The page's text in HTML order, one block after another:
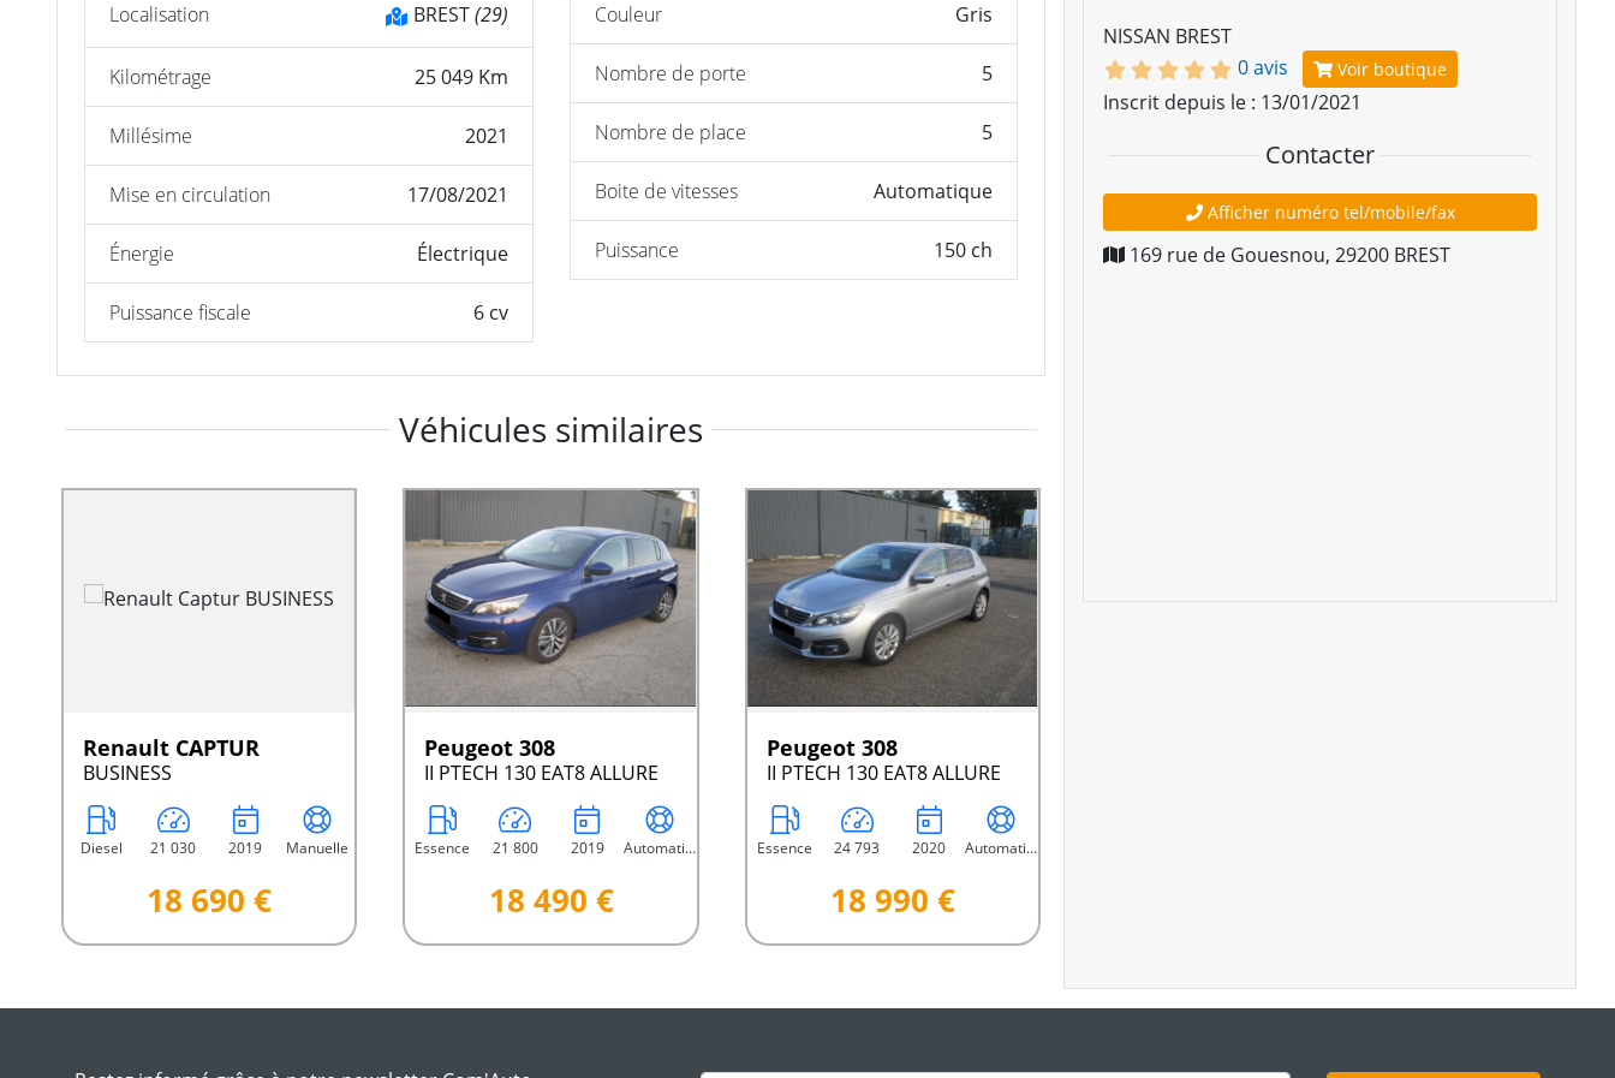
Localisation BREST(29)
Kilométrage 25 049 Km
Millésime 2021
Mise en circulation 17/08/2021
Énergie Électrique
Puissance fiscale 6 cv
Couleur Gris
Nombre de porte 5
Nombre de place 5
Boite de vitesses Automatique
Puissance 150 ch
Véhicules similaires
Renault CAPTUR
BUSINESS
Diesel 21 030 2019 Manuelle
18 690 €
Peugeot 308
II PTECH 130 EAT8 ALLURE
Essence 21 800 2019 Automatique
18 490 €
Peugeot 308
II PTECH 130 EAT8 ALLURE
Essence 24 793 2020 Automatique
18 990 €
NISSAN BREST
0 avis
Voir boutique
Inscrit depuis le : 13/01/2021
Contacter
Afficher numéro tel/mobile/fax
169 rue de Gouesnou,29200 BREST